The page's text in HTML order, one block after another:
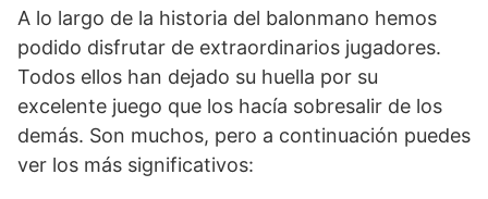
A lo largo de la historia del balonmano hemos
podido disfrutar de extraordinarios jugadores.
Todos ellos han dejado su huella por su
excelente juego que los hacía sobresalir de los
demás. Son muchos, pero a continuación puedes
ver los más significativos: